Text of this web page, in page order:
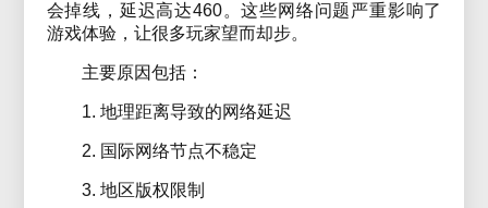
会掉线，延迟高达460。这些网络问题严重影响了
游戏体验，让很多玩家望而却步。
主要原因包括：
1. 地理距离导致的网络延迟
2. 国际网络节点不稳定
3. 地区版权限制